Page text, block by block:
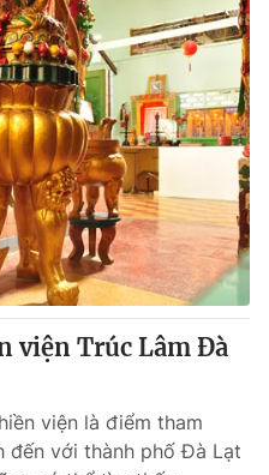
video
Thể thao
động sản
lòng Việt
mình bằng AI
viện Trúc Lâm Đà
viện là điểm tham
đến với thành phố Đà Lạt